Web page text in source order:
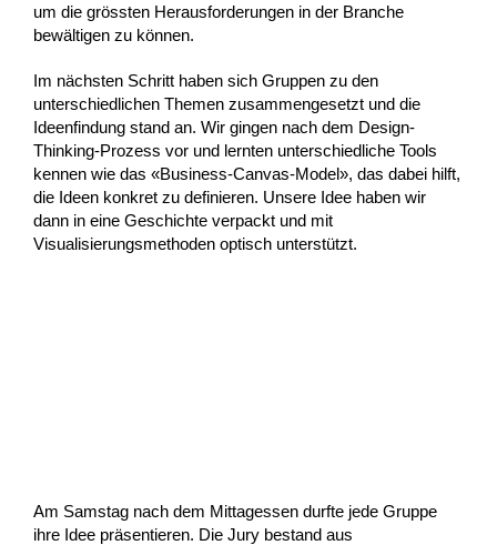
um die grössten Herausforderungen in der Branche
bewältigen zu können.
Im nächsten Schritt haben sich Gruppen zu den
unterschiedlichen Themen zusammengesetzt und die
Ideenfindung stand an. Wir gingen nach dem Design-
Thinking-Prozess vor und lernten unterschiedliche Tools
kennen wie das «Business-Canvas-Model», das dabei hilft,
die Ideen konkret zu definieren. Unsere Idee haben wir
dann in eine Geschichte verpackt und mit
Visualisierungsmethoden optisch unterstützt.
Am Samstag nach dem Mittagessen durfte jede Gruppe
ihre Idee präsentieren. Die Jury bestand aus